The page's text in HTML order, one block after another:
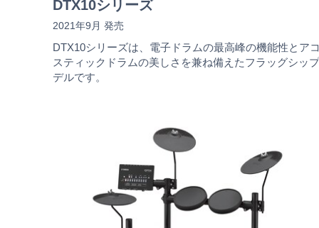
DTX10シリーズ
2021年9月 発売
DTX10シリーズは、電子ドラムの最高峰の機能性とア
スティックドラムの美しさを兼ね備えたフラッグシッ
デルです。